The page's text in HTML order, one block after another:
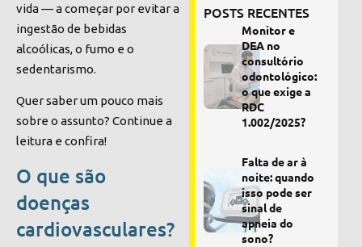
vida — a começar por evitar a
ingestão de bebidas
alcoólicas, o fumo e o
sedentarismo.
Quer saber um pouco mais
sobre o assunto? Continue a
leitura e confira!
O que são
doenças
cardiovasculares?
POSTS RECENTES
Monitor e
DEA no
consultório
odontológico:
o que exige a
RDC
1.002/2025?
Falta de ar à
noite: quando
isso pode ser
sinal de
apneia do
sono?